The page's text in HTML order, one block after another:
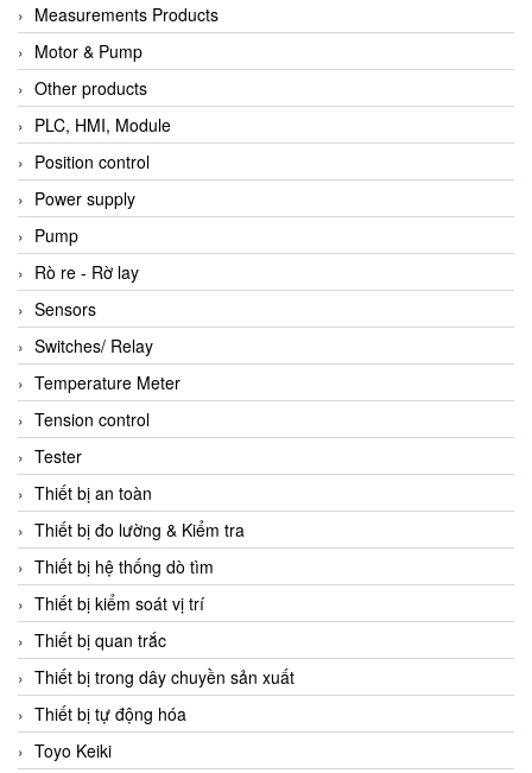
Measurements Products
Motor & Pump
Other products
PLC, HMI, Module
Position control
Power supply
Pump
Rò re - Rờ lay
Sensors
Switches/ Relay
Temperature Meter
Tension control
Tester
Thiết bị an toàn
Thiết bị đo lường & Kiểm tra
Thiết bị hệ thống dò tìm
Thiết bị kiểm soát vị trí
Thiết bị quan trắc
Thiết bị trong dây chuyền sản xuất
Thiết bị tự động hóa
Toyo Keiki